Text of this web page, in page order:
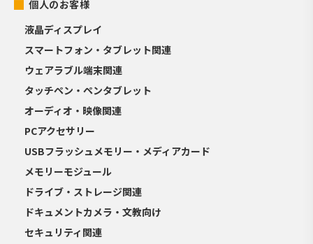
個人のお客様
液晶ディスプレイ
スマートフォン・タブレット関連
ウェアラブル端末関連
タッチペン・ペンタブレット
オーディオ・映像関連
PCアクセサリー
USBフラッシュメモリー・メディアカード
メモリーモジュール
ドライブ・ストレージ関連
ドキュメントカメラ・文教向け
セキュリティ関連